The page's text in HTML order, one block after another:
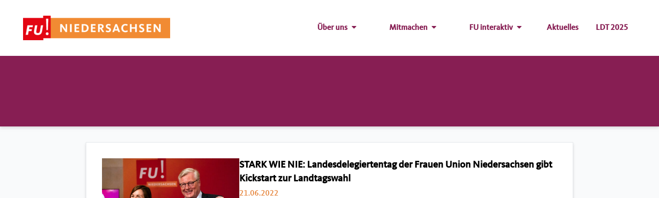
Über uns Mitmachen FU interaktiv Aktuelles LDT 2025
STARK WIE NIE: Landesdelegiertentag der Frauen Union Niedersachsen gibt
Kickstart zur Landtagswahl
21.06.2022